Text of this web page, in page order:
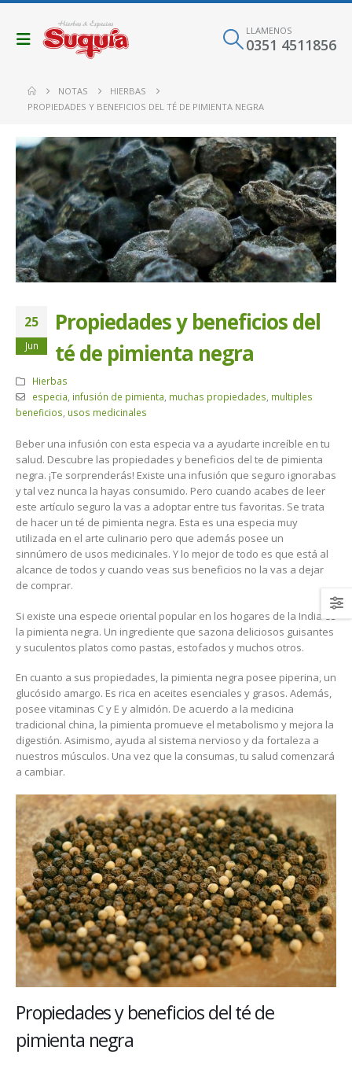
LLAMENOS
0351 4511856
NOTAS
HIERBAS
PROPIEDADES Y BENEFICIOS DEL TÉ DE PIMIENTA NEGRA
25
Jun
Propiedades y beneficios del
té de pimienta negra
Hierbas
especia infusión de pimienta muchas propiedades multiples
beneficios usos medicinales
Beber una infusión con esta especia va a ayudarte increíble en tu
salud. Descubre las propiedades y beneficios del te de pimienta
negra. ¡Te sorprenderás! Existe una infusión que seguro ignorabas
y tal vez nunca la hayas consumido. Pero cuando acabes de leer
este artículo seguro la vas a adoptar entre tus favoritas. Se trata
de hacer un té de pimienta negra. Esta es una especia muy
utilizada en el arte culinario pero que además posee un
sinnúmero de usos medicinales. Y lo mejor de todo es que está al
alcance de todos y cuando veas sus beneficios no la vas a dejar
de comprar.
Si existe una especie oriental popular en los hogares de la India es
la pimienta negra. Un ingrediente que sazona deliciosos guisantes
y suculentos platos como pastas, estofados y muchos otros.
En cuanto a sus propiedades, la pimienta negra posee piperina, un
glucósido amargo. Es rica en aceites esenciales y grasos. Además,
posee vitaminas C y E y almidón. De acuerdo a la medicina
tradicional china, la pimienta promueve el metabolismo y mejora la
digestión. Asimismo, ayuda al sistema nervioso y da fortaleza a
nuestros músculos. Una vez que la consumas, tu salud comenzará
a cambiar.
Propiedades y beneficios del té de
pimienta negra